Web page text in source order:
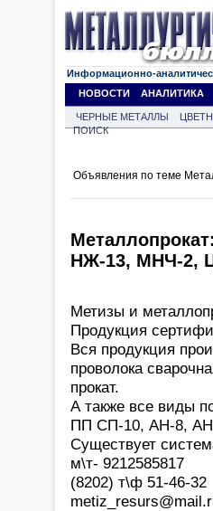
Информационно-
НОВОСТИ
АНАЛИТИКА
ЧЕРНЫЕ МЕТАЛЛЫ
ПОИСК
Объявления по теме
НЖ-13, МНЧ-2,
Метизы и
Продукция
Вся продукция
проволока
прокат.
А также все виды
ПП СП-10, АН-8,
Существует
м\т- 9212585817
(8202) т\ф 51-46-32